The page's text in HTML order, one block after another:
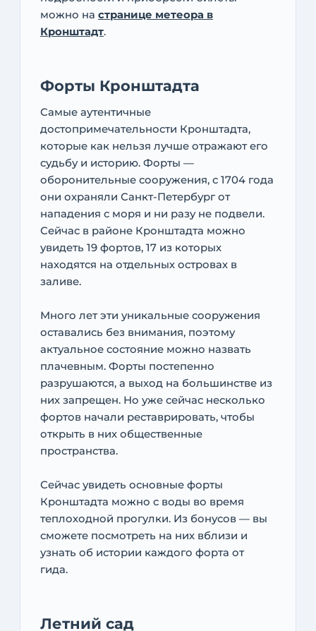
можно на странице метеора в
Кронштадт.
Форты Кронштадта
Самые аутентичные
достопримечательности Кронштадта,
которые как нельзя лучше отражают его
судьбу и историю. Форты —
оборонительные сооружения, с 1704 года
они охраняли Санкт-Петербург от
нападения с моря и ни разу не подвели.
Сейчас в районе Кронштадта можно
увидеть 19 фортов, 17 из которых
находятся на отдельных островах в
заливе.
Много лет эти уникальные сооружения
оставались без внимания, поэтому
актуальное состояние можно назвать
плачевным. Форты постепенно
разрушаются, а выход на большинстве из
них запрещен. Но уже сейчас несколько
фортов начали реставрировать, чтобы
открыть в них общественные
пространства.
Сейчас увидеть основные форты
Кронштадта можно с воды во время
теплоходной прогулки. Из бонусов — вы
сможете посмотреть на них вблизи и
узнать об истории каждого форта от
гида.
Летний сад